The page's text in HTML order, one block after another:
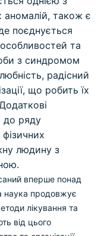
також є
поєднується
особливостей та
з синдромом
радісний
що робить їх
до ряду
людину з
вперше понад
наука продовжує
лікування та
від цього